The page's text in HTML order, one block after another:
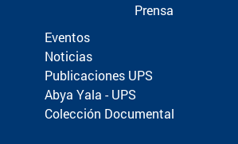
Prensa
Eventos
Noticias
Publicaciones UPS
Abya Yala - UPS
Colección Documental